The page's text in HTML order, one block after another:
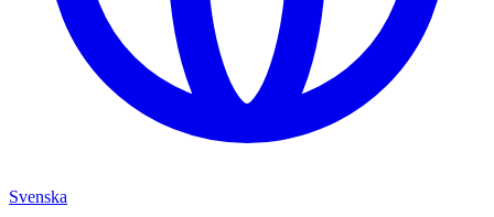
Svenska